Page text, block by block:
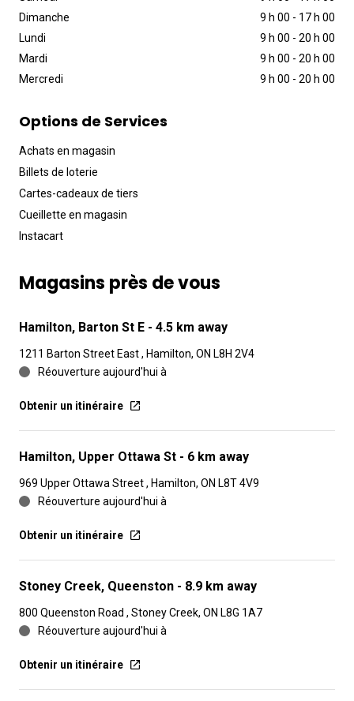
Dimanche
9 h 00 - 17 h 00
Lundi
9 h 00 - 20 h 00
Mardi
9 h 00 - 20 h 00
Mercredi
9 h 00 - 20 h 00
Options de Services
Achats en magasin
Billets de loterie
Cartes-cadeaux de tiers
Cueillette en magasin
Instacart
Magasins près de vous
Hamilton, Barton St E - 4.5 km away
1211 Barton Street East , Hamilton, ON L8H 2V4
Réouverture aujourd'hui à
Obtenir un itinéraire
Hamilton, Upper Ottawa St - 6 km away
969 Upper Ottawa Street , Hamilton, ON L8T 4V9
Réouverture aujourd'hui à
Obtenir un itinéraire
Stoney Creek, Queenston - 8.9 km away
800 Queenston Road , Stoney Creek, ON L8G 1A7
Réouverture aujourd'hui à
Obtenir un itinéraire